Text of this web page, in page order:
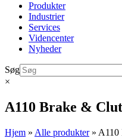
Produkter
Industrier
Services
Videncenter
Nyheder
Søg
×
A110 Brake &
Hjem » Alle produkter» A110